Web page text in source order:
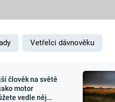
Zajímavosti
Vetřelci dávnověku
člověk na světě
motor
vedle něj